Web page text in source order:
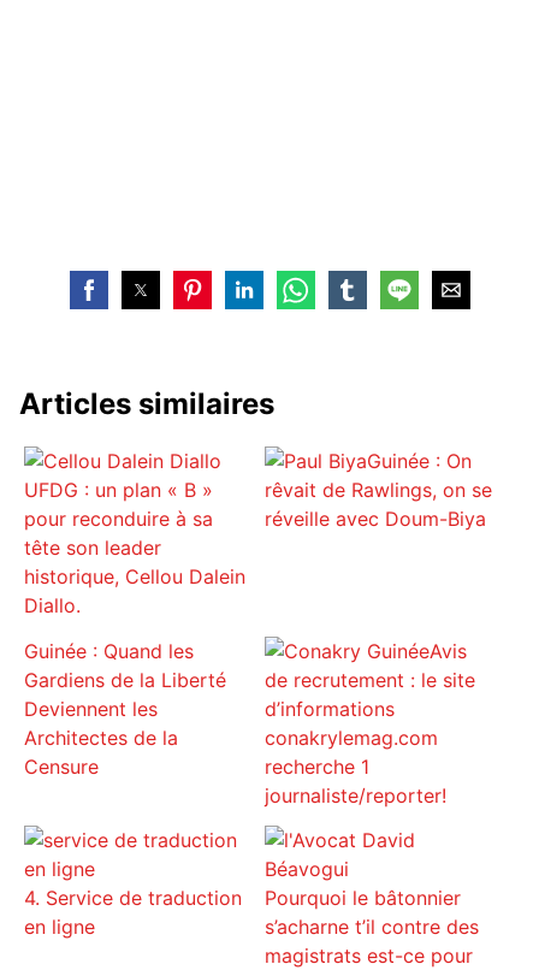
Articles similaires
UFDG : un plan « B »
pour reconduire à sa
tête son leader
historique, Cellou Dalein
Diallo.
Guinée : On
rêvait de Rawlings, on se
réveille avec Doum-Biya
Guinée : Quand les
Gardiens de la Liberté
Deviennent les
Architectes de la
Censure
Avis
de recrutement : le site
d’informations
conakrylemag.com
recherche 1
journaliste/reporter!
4. Service de traduction
en ligne
Pourquoi le bâtonnier
s’acharne t’il contre des
magistrats est-ce pour